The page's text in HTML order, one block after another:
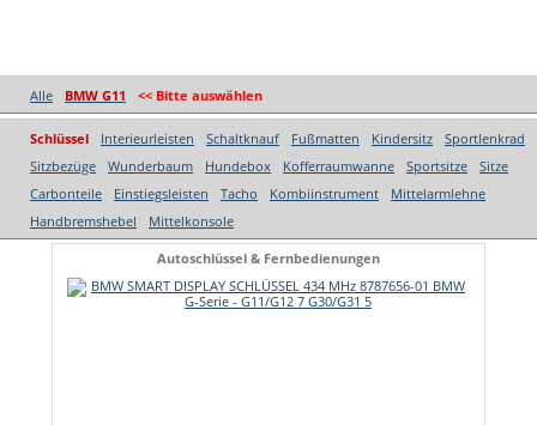
Alle BMW G11 << Bitte auswählen
Schlüssel Interieurleisten Schaltknauf Fußmatten Kindersitz
Sportlenkrad
Sitzbezüge
Wunderbaum Hundebox Kofferraumwanne Sportsitze
Sitze
Carbonteile
Einstiegsleisten Tacho Kombiinstrument
Mittelarmlehne
Handbremshebel
Mittelkonsole
Autoschlüssel & Fernbedienungen